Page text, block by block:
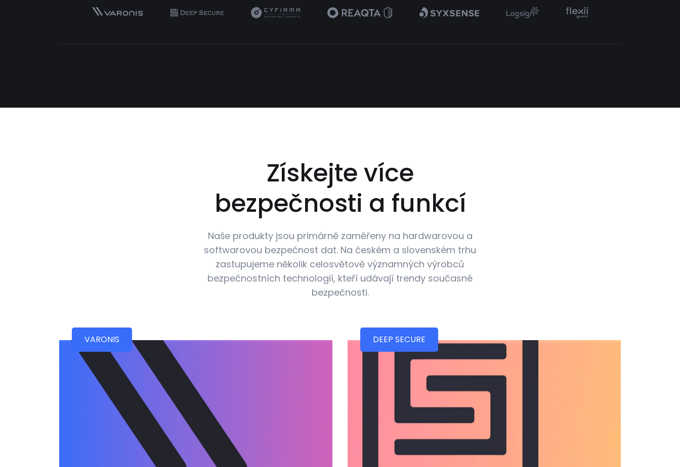
Získejte více
bezpečnosti a funkcí
Naše produkty jsou primárně zaměřeny na hardwarovou a
softwarovou bezpečnost dat. Na českém a slovenském trhu
zastupujeme několik celosvětově významných výrobců
bezpečnostních technologií, kteří udávají trendy současné
bezpečnosti.
VARONIS DEEP SECURE